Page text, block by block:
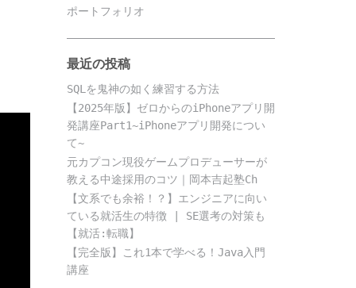
ポートフォリオ
最近の投稿
SQLを鬼神の如く練習する方法
【2025年版】ゼロからのiPhoneアプリ開
発講座Part1~iPhoneアプリ開発につい
て~
元カプコン現役ゲームプロデューサーが
教える中途採用のコツ｜岡本吉起塾Ch
【文系でも余裕！？】エンジニアに向い
ている就活生の特徴 | SE選考の対策も
【就活:転職】
【完全版】これ1本で学べる！Java入門
講座